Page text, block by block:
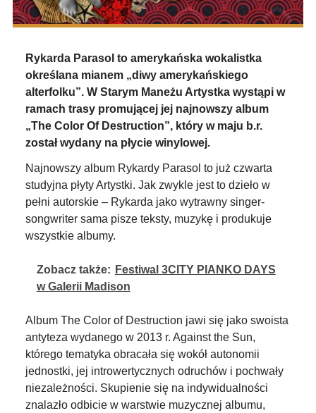
Rykarda Parasol to amerykańska wokalistka
określana mianem „diwy amerykańskiego
alterfolku”. W Starym Maneżu Artystka wystąpi w
ramach trasy promującej jej najnowszy album
„The Color Of Destruction”, który w maju b.r.
został wydany na płycie winylowej.
Najnowszy album Rykardy Parasol to już czwarta
studyjna płyty Artystki. Jak zwykle jest to dzieło w
pełni autorskie – Rykarda jako wytrawny singer-
songwriter sama pisze teksty, muzykę i produkuje
wszystkie albumy.
Zobacz także: Festiwal 3CITY PIANKO DAYS
w Galerii Madison
Album The Color of Destruction jawi się jako swoista
antyteza wydanego w 2013 r. Against the Sun,
którego tematyka obracała się wokół autonomii
jednostki, jej introwertycznych odruchów i pochwały
niezależności. Skupienie się na indywidualności
znalazło odbicie w warstwie muzycznej albumu,